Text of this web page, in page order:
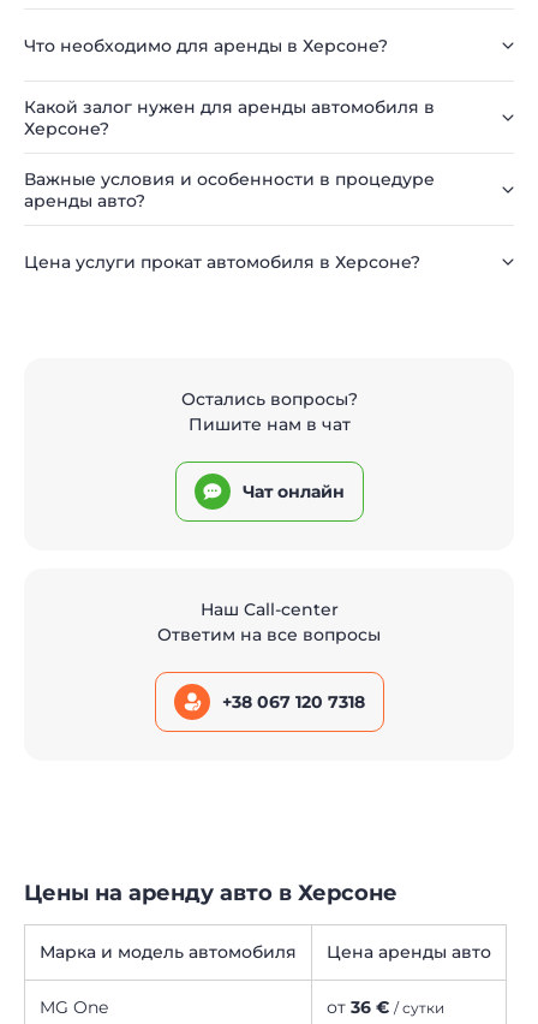
Что необходимо для аренды в Херсоне?
Какой залог нужен для аренды автомобиля в
Херсоне?
Важные условия и особенности в процедуре
аренды авто?
Цена услуги прокат автомобиля в Херсоне?
Остались вопросы?
Пишите нам в чат
Чат онлайн
Наш Call-center
Ответим на все вопросы
+38 067 120 7318
Цены на аренду авто в Херсоне
Марка и модель автомобиля Цена аренды авто
MG One от 36 € / сутки